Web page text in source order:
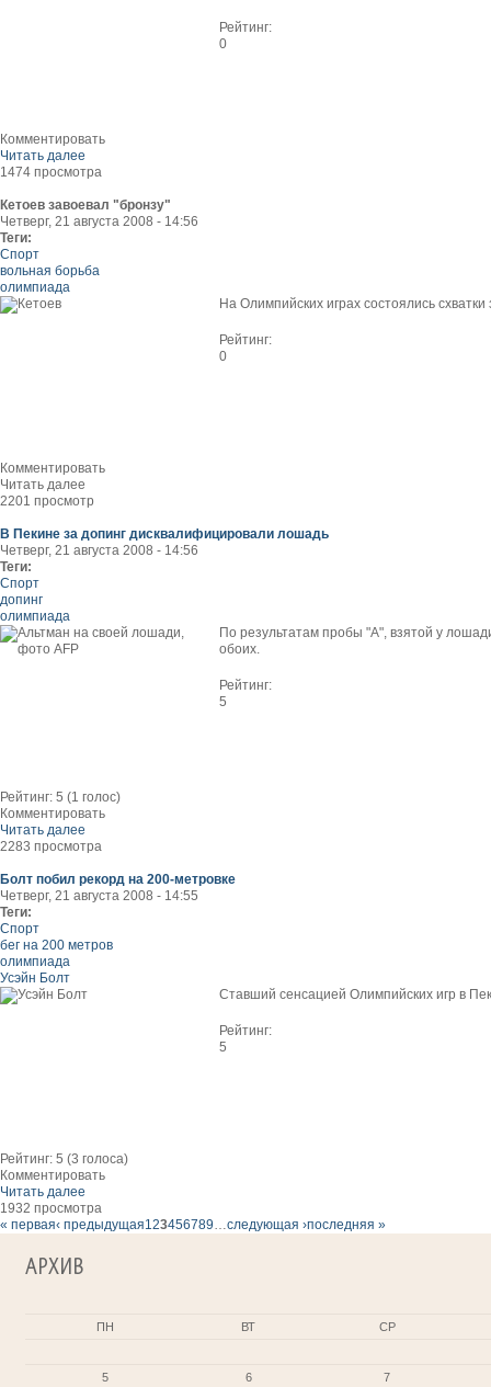
Рейтинг:
0
Комментировать
Читать далее
1474 просмотра
Кетоев завоевал "бронзу"
Четверг, 21 августа 2008 - 14:56
Теги:
Спорт
вольная борьба
олимпиада
На Олимпийских играх состоялись
Рейтинг:
0
Комментировать
Читать далее
2201 просмотр
В Пекине за допинг дисквалифицировали лошадь
Четверг, 21 августа 2008 - 14:56
Теги:
Спорт
допинг
олимпиада
По результатам пробы "А", взятой у
обоих.
Рейтинг:
5
Рейтинг: 5 (1 голос)
Комментировать
Читать далее
2283 просмотра
Болт побил рекорд на 200-метровке
Четверг, 21 августа 2008 - 14:55
Теги:
Спорт
бег на 200 метров
олимпиада
Усэйн Болт
Ставший сенсацией Олимпийских игр в
Рейтинг:
5
Рейтинг: 5 (3 голоса)
Комментировать
Читать далее
1932 просмотра
« первая‹ предыдущая123456789…следующая ›последняя »
АРХИВ
ПН ВТ СР
5 6 7